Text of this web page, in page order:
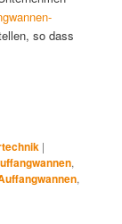
so dass
|
,
,